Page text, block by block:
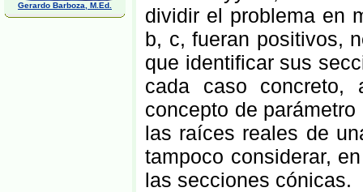
Gerardo Barboza, M.Ed.
dividir el problema en
b, c, fueran positivos,
que identificar sus
cada caso
concepto de
las raíces reales de
tampoco considerar,
las secciones cónicas.